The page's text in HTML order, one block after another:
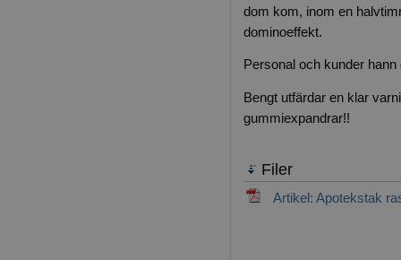
dom kom, inom en
dominoeffekt.
Personal och kunder
Bengt utfärdar en klar
gummiexpandrar!!
Filer
Artikel: Apotekstak